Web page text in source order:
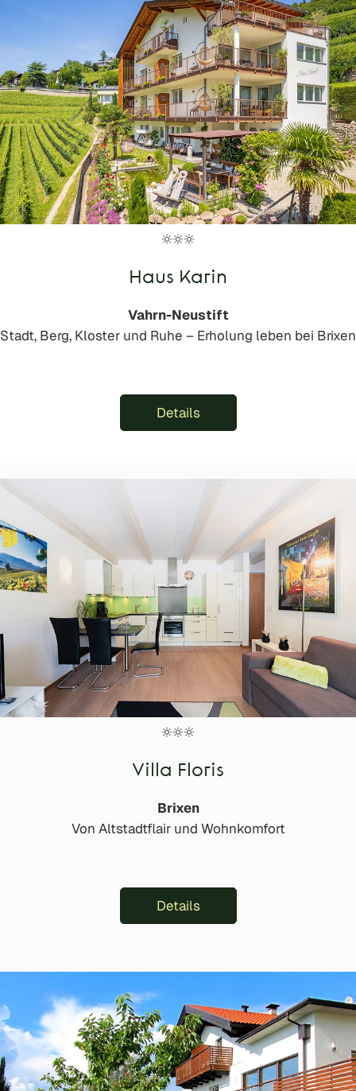
Haus Karin
Vahrn-Neustift
Stadt, Berg, Kloster und Ruhe – Erholung leben bei Brixen
Details
Villa Floris
Brixen
Von Altstadtflair und Wohnkomfort
Details